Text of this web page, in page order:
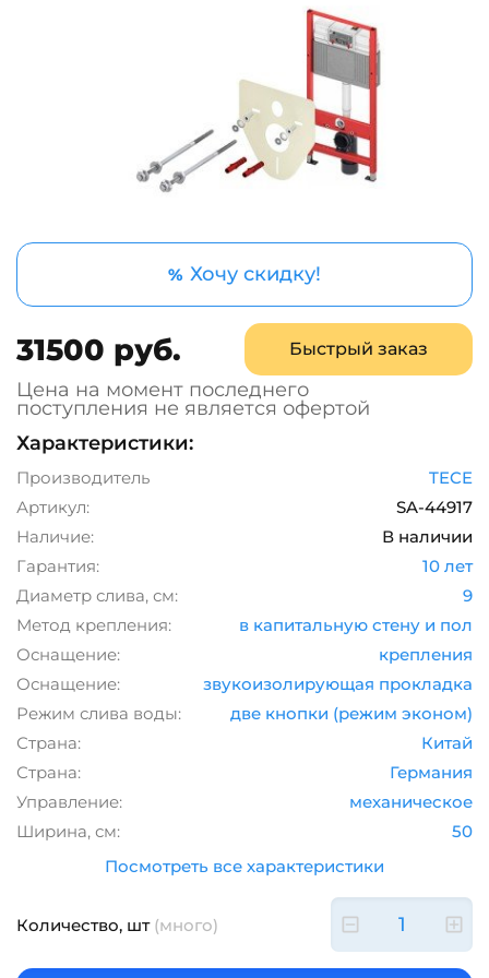
% Хочу скидку!
31500 руб. Быстрый заказ
Цена на момент последнего
поступления не является офертой
Характеристики:
Производитель
TECE
Артикул:
SA-44917
Наличие:
В наличии
Гарантия:
10 лет
Диаметр слива, см:
9
Метод крепления:
в капитальную стену и пол
Оснащение:
крепления
Оснащение:
звукоизолирующая прокладка
Режим слива воды:
две кнопки (режим эконом)
Страна:
Китай
Страна:
Германия
Управление:
механическое
Ширина, см:
50
Посмотреть все характеристики
Количество, шт (много)